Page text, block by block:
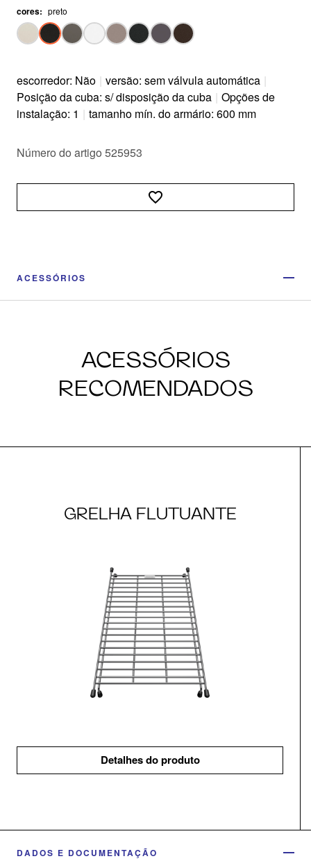
cores: preto
escorredor: Não | versão: sem válvula automática |
Posição da cuba: s/ disposição da cuba | Opções de
instalação: 1 | tamanho mín. do armário: 600 mm
Número do artigo 525953
ACESSÓRIOS
ACESSÓRIOS
RECOMENDADOS
GRELHA FLUTUANTE
Detalhes do produto
DADOS E DOCUMENTAÇÃO